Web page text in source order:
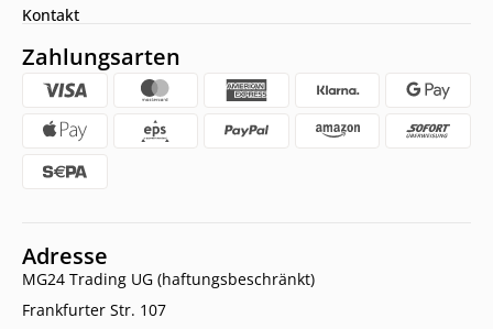
Kontakt
Zahlungsarten
Adresse
MG24 Trading UG (haftungsbeschränkt)
Frankfurter Str. 107